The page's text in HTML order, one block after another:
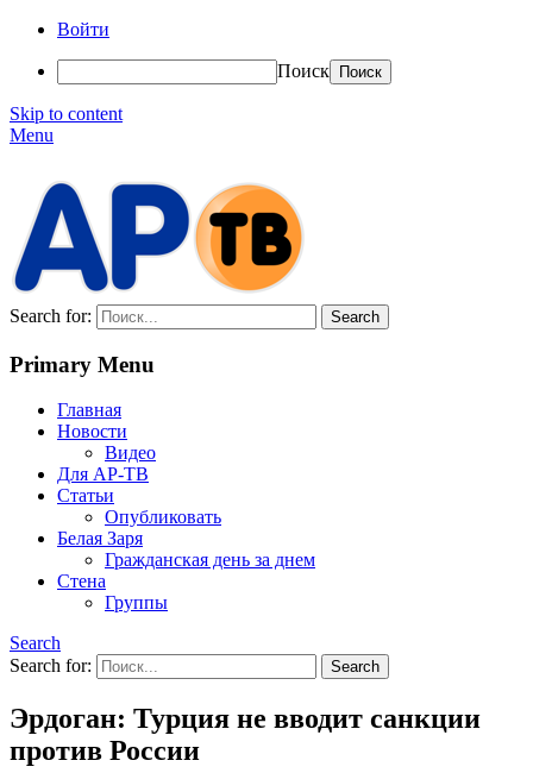
Войти
Поиск
Skip to content
Menu
Search for:
Primary Menu
Главная
Новости
Видео
Для АР-ТВ
Статьи
Опубликовать
Белая Заря
Гражданская день за днем
Стена
Группы
Search
Search for:
Эрдоган: Турция не вводит санкции
против России